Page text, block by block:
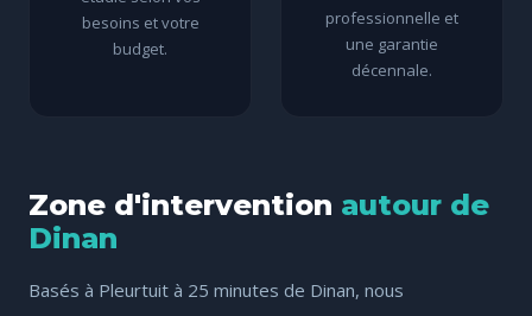
besoins et votre
budget.
professionnelle et
une garantie
décennale.
Zone d'intervention autour de
Dinan
Basés à Pleurtuit à 25 minutes de Dinan, nous